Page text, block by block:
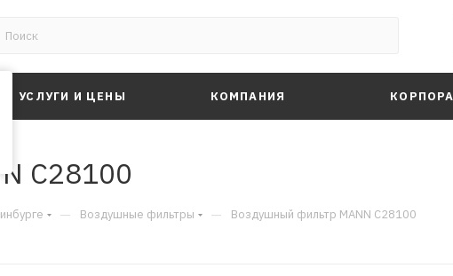
УСЛУГИ И ЦЕНЫ КОМПАНИЯ
C28100
— Воздушные фильтры — Воздушный фильтр MANN C28100